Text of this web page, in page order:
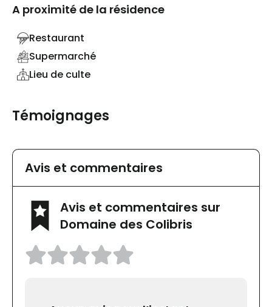
A proximité de la résidence
Restaurant
Supermarché
Lieu de culte
Témoignages
Avis et commentaires
Avis et commentaires sur
Domaine des Colibris